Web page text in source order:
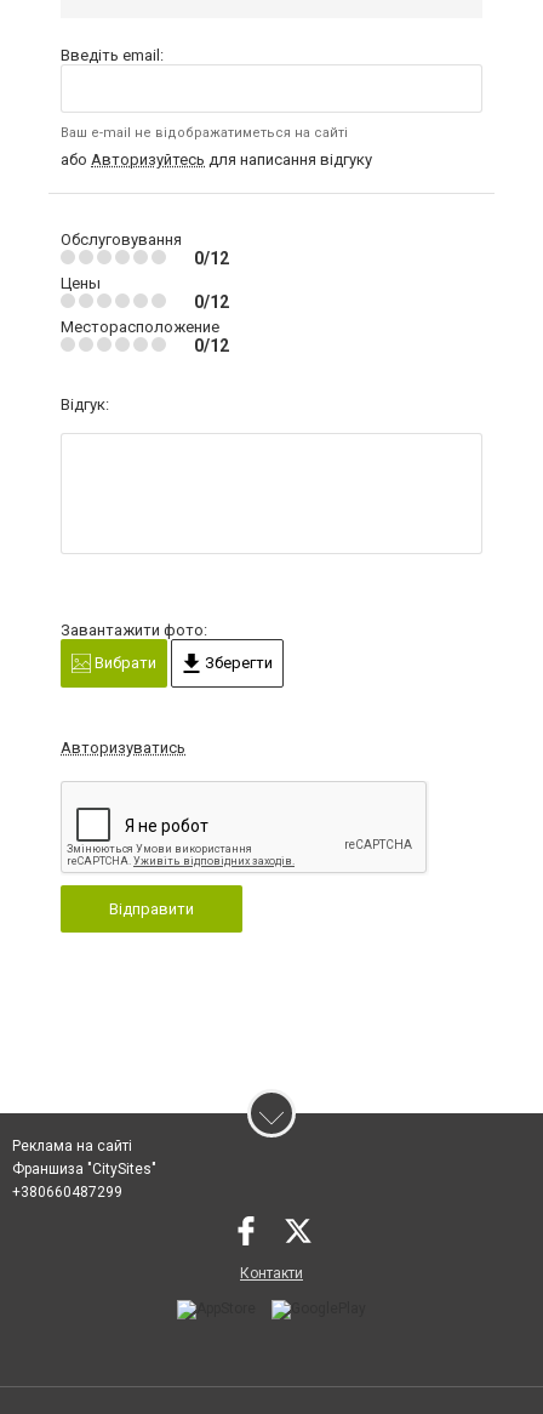
Введіть email:
Ваш e-mail не відображатиметься на сайті
або Авторизуйтесь для написання відгуку
Обслуговування
0/12
Цены
0/12
Месторасположение
0/12
Відгук:
Завантажити фото:
Вибрати
Зберегти
Авторизуватись
Відправити
Реклама на сайті
Франшиза "CitySites"
+380660487299
Контакти